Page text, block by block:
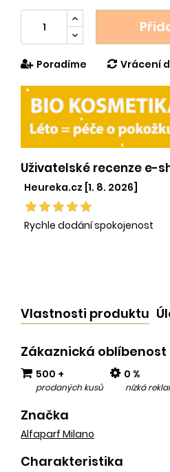
Poradíme Vrácení
Uživatelské recenze e-
Heureka.cz [1. 8. 2026]
Rychle dodání spokojenost
Vlastnosti produktu
Zákaznická oblíbenost
500 +
prodaných kusů
0 %
nízká
Značka
Alfaparf Milano
Charakteristika